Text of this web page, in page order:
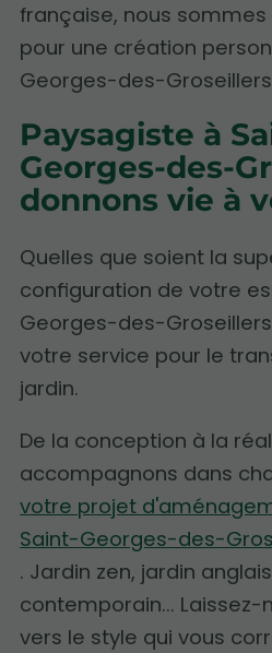
française, nous
pour une création
Georges-des-
Paysagiste à
Georges-des-
donnons vie à
Quelles que soient la
configuration de votre
Georges-des-
votre service pour le
jardin.
De la conception à la
accompagnons dans
votre projet
Saint-Georges-des-
. Jardin zen, jardin
contemporain... Laissez-
vers le style qui vous